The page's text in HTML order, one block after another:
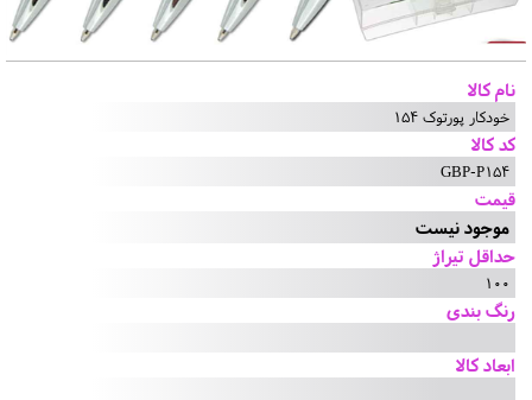
نام کالا
خودکار پورتوک 154
کد کالا
GBP-P154
قیمت
موجود نیست
حداقل تیراژ
100
رنگ بندی
ابعاد کالا